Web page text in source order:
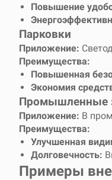
Повышение
Парковки
Приложение:
Преимущества:
Повышенная
Экономия
Промышленные
Приложение: В
Преимущества:
Улучшенная
Долговечность:
Примеры